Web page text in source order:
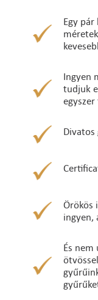
Egy
Ingyen
tudjuk
Örökös
ingyen,
És